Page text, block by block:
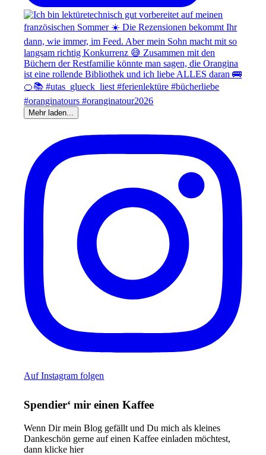
Mehr laden...
Auf Instagram folgen
Spendier‘ mir einen Kaffee
Wenn Dir mein Blog gefällt und Du mich als kleines
Dankeschön gerne auf einen Kaffee einladen möchtest,
dann klicke hier